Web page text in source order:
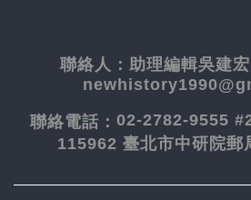
聯絡人： 助理編輯吳
聯絡電話： 02-2782-9555
115962 臺北市中研院郵